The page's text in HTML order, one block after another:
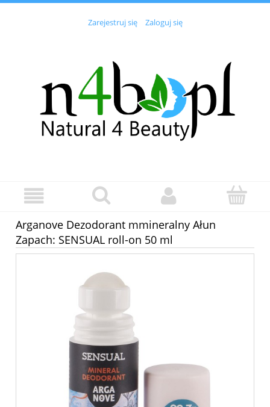
Zarejestruj się Zaloguj się
Arganove Dezodorant mmineralny Ałun
Zapach: SENSUAL roll-on 50 ml